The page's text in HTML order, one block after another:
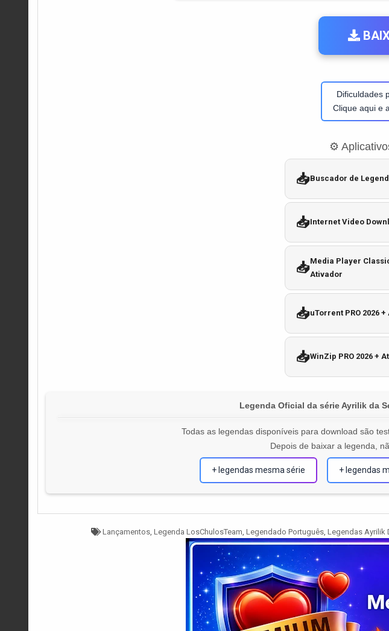
Dificuldades
Clique aqui e
⚙️
📥Buscador de
📥Internet Video
📥Media Player
Ativador
📥uTorrent PRO 2026
📥WinZip PRO 2026 +
Legenda Oficial da série Ayrilik da
Todas as legendas disponíveis para download são
Depois de baixar a legenda,
+ legendas mesma série + legendas
Tagged
Lançamentos Legenda LosChulosTeam Legendado Português Legendas Ayrilik